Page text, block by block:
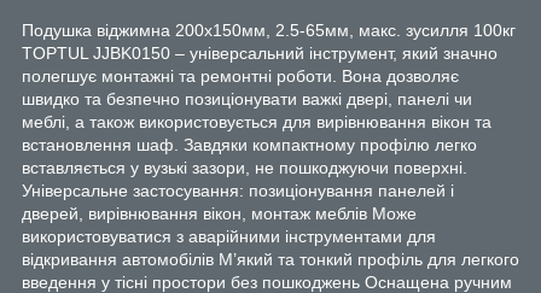
Подушка віджимна 200x150мм, 2.5-65мм, макс. зусилля 100кг
TOPTUL JJBK0150 – універсальний інструмент, який значно
полегшує монтажні та ремонтні роботи. Вона дозволяє
швидко та безпечно позиціонувати важкі двері, панелі чи
меблі, а також використовується для вирівнювання вікон та
встановлення шаф. Завдяки компактному профілю легко
вставляється у вузькі зазори, не пошкоджуючи поверхні.
Універсальне застосування: позиціонування панелей і
дверей, вирівнювання вікон, монтаж меблів Може
використовуватися з аварійними інструментами для
відкривання автомобілів М’який та тонкий профіль для легкого
введення у тісні простори без пошкоджень Оснащена ручним